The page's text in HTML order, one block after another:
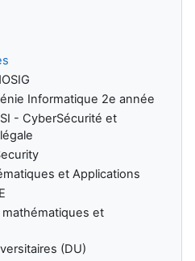
Informatique 2e année
- CyberSécurité et
et Applications
et
(DU)